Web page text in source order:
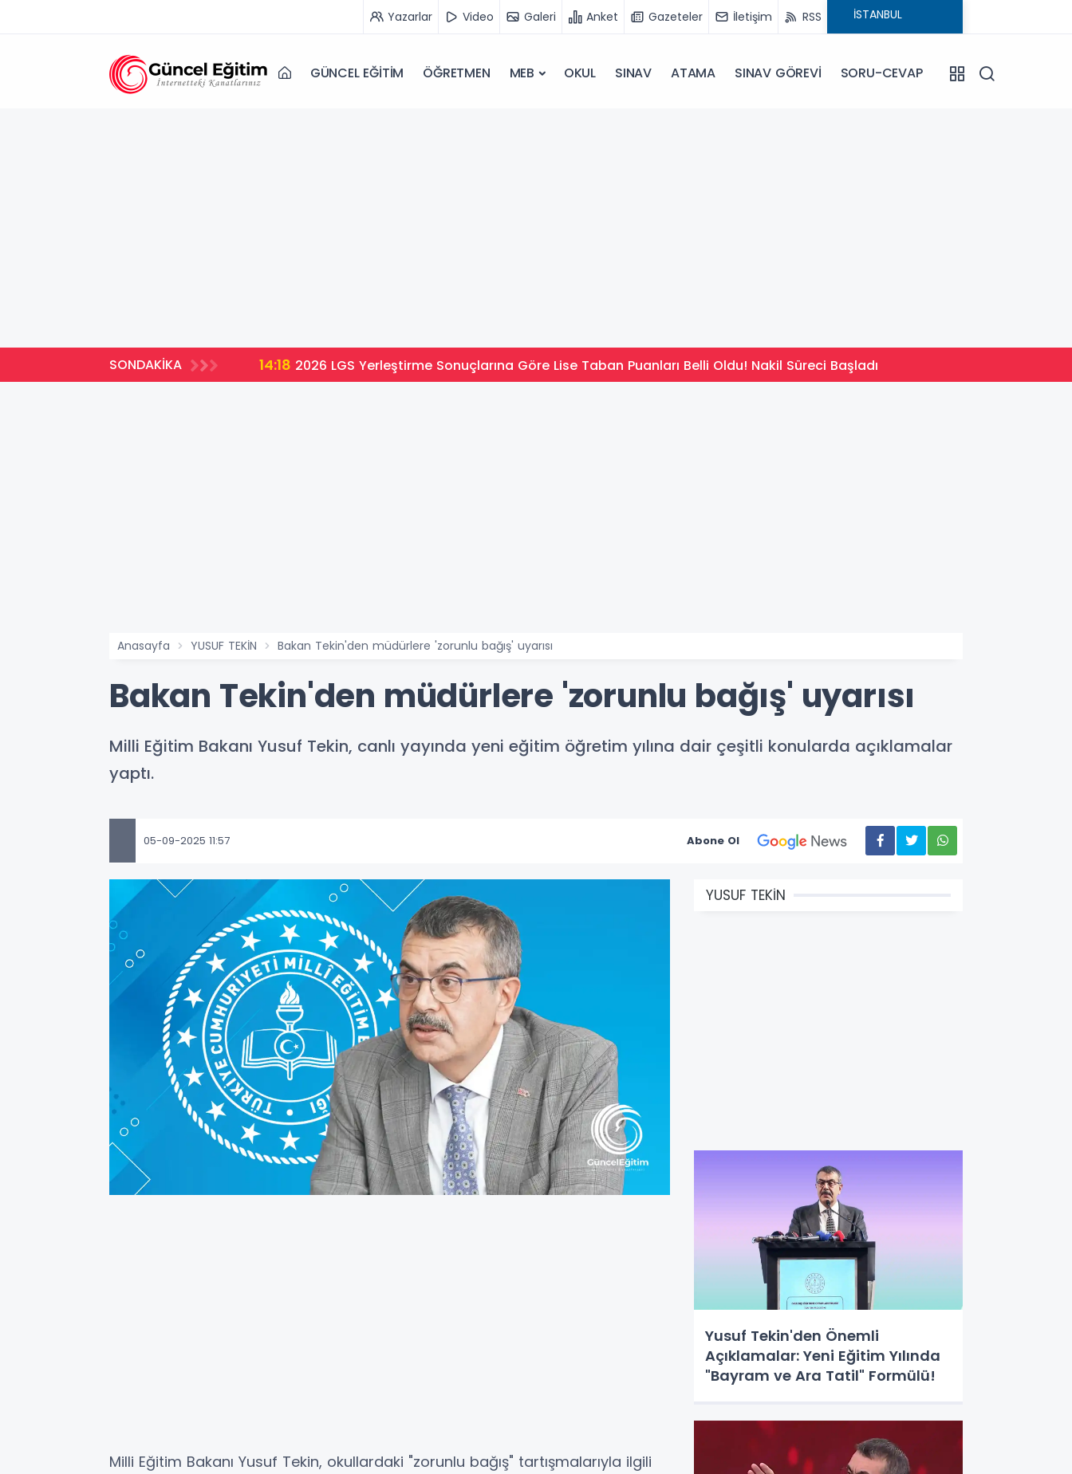
Yazarlar Video Galeri Anket Gazeteler İletişim RSS
GÜNCEL EĞİTİM ÖĞRETMEN MEB OKUL SINAV ATAMA SINAV GÖREVİ SORU-CEVAP
SONDAKİKA 14:18 2026 LGS Yerleştirme Sonuçlarına Göre Lise Taban Puanları Belli Oldu! Nakil Süreci Başladı
Anasayfa YUSUF TEKİN Bakan Tekin'den müdürlere 'zorunlu bağış' uyarısı
Bakan Tekin'den müdürlere 'zorunlu bağış' uyarısı
Milli Eğitim Bakanı Yusuf Tekin, canlı yayında yeni eğitim öğretim yılına dair çeşitli konularda açıklamalar
yaptı.
05-09-2025 11:57 Abone Ol
Milli Eğitim Bakanı Yusuf Tekin, okullardaki "zorunlu bağış" tartışmalarıyla ilgili
YUSUF TEKİN
Yusuf Tekin'den Önemli
Açıklamalar: Yeni Eğitim Yılında
"Bayram ve Ara Tatil" Formülü!